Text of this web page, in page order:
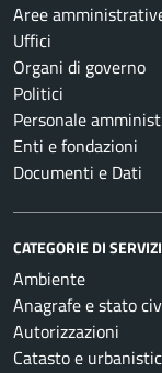
Aree
Uffici
Organi di governo
Politici
Personale
Enti e fondazioni
Documenti e Dati
CATEGORIE DI
Ambiente
Anagrafe e stato
Autorizzazioni
Catasto e